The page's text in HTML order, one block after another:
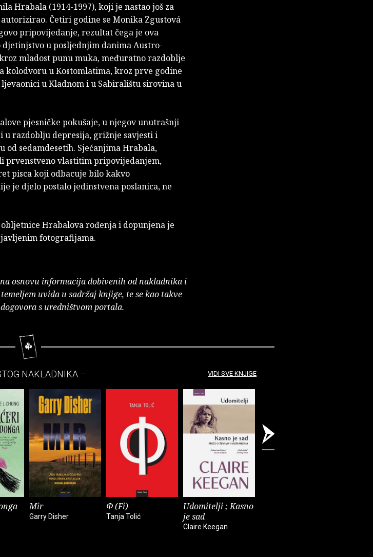
Hrabala (1914-1997), koji je nastao još za
Četiri godine se Monika Zgustová
pripovijedanje, rezultat čega je ova
u posljednjim danima Austro-
mladost punu muka, međuratno razdoblje
kolodvoru u Kostomlatima, kroz prve godine
u Kladnom i u Sabiralištu sirovina u
pjesničke pokušaje, u njegov unutrašnji
u razdoblju depresija, grižnje savjesti i
od sedamdesetih. Sjećanjima Hrabala,
vlastitim pripovijedanjem,
pisca koji odbacuje bilo kakvo
je djelo postalo jedinstvena poslanica, ne
Hrabalova rođenja i dopunjena je
fotografijama.
osnovu informacija dobivenih od nakladnika i
uvida u sadržaj knjige, te se kao takve
s uredništvom portala.
NAKLADNIKA –
Mir
Garry Disher
Φ (Fi)
Tanja Tolić
Udomitelji ; Kasno
je sad
Claire Keegan
VIDI SVE KNJIGE